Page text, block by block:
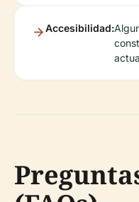
Accesibilidad: